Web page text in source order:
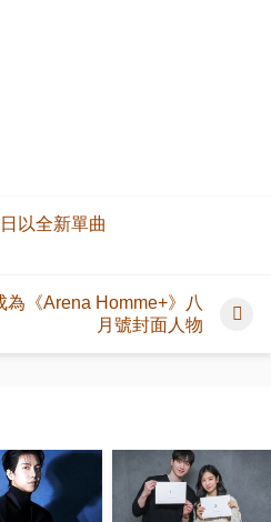
以全新單曲
《Arena Homme+》八
月號封面人物